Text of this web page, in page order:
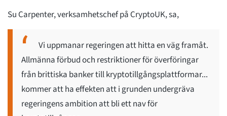
Su Carpenter, verksamhetschef på CryptoUK, sa,
Vi uppmanar regeringen att hitta en väg framåt.
Allmänna förbud och restriktioner för överföringar
från brittiska banker till kryptotillgångsplattformar...
kommer att ha effekten att i grunden undergräva
regeringens ambition att bli ett nav för